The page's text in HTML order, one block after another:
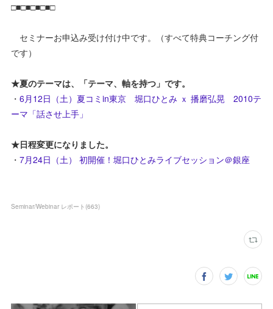
□■□■□■□■□
セミナーお申込み受け付け中です。（すべて特典コーチング付
です）
★夏のテーマは、「テーマ、軸を持つ」です。
・6月12日（土）夏コミin東京 堀口ひとみ ｘ 播磨弘晃 2010テ
ーマ「話させ上手」
★日程変更になりました。
・7月24日（土） 初開催！堀口ひとみライブセッション＠銀座
Seminar/Webinar レポート (663)